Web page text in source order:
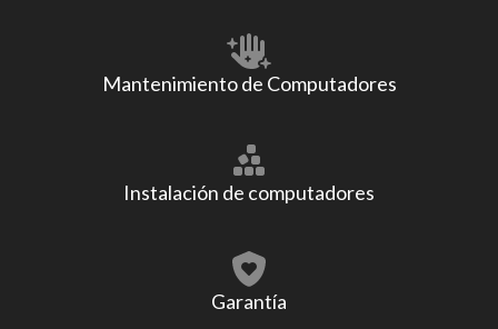
Mantenimiento de Computadores
Instalación de computadores
Garantía